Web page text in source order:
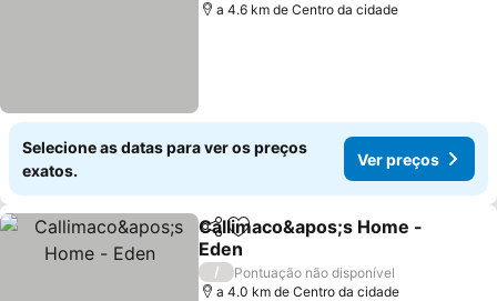
a 4.6 km de Centro da cidade
Selecione as datas para ver os preços
exatos.
Ver preços
PartilharAdicionar aos favoritos
Callimaco&apos;s Home -
Eden
/
Pontuação não disponível
a 4.0 km de Centro da cidade